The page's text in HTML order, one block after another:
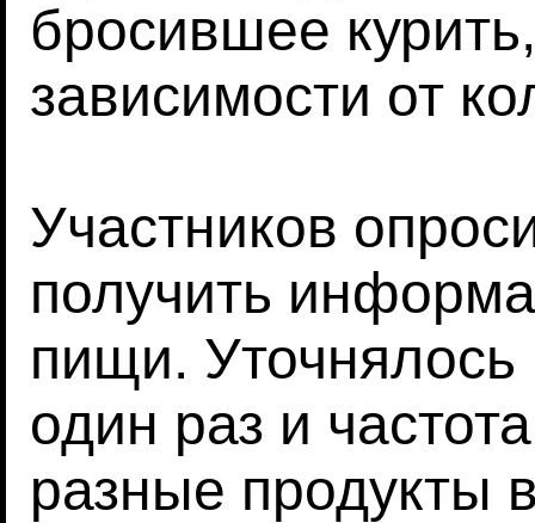
бросившее
зависимости от
Участников
получить
пищи. Уточнялось
один раз и
разные продукты